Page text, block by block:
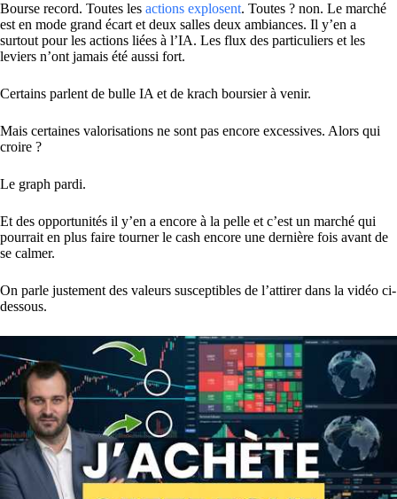
Bourse record. Toutes les actions explosent. Toutes ? non. Le marché
est en mode grand écart et deux salles deux ambiances. Il y’en a
surtout pour les actions liées à l’IA. Les flux des particuliers et les
leviers n’ont jamais été aussi fort.
Certains parlent de bulle IA et de krach boursier à venir.
Mais certaines valorisations ne sont pas encore excessives. Alors qui
croire ?
Le graph pardi.
Et des opportunités il y’en a encore à la pelle et c’est un marché qui
pourrait en plus faire tourner le cash encore une dernière fois avant de
se calmer.
On parle justement des valeurs susceptibles de l’attirer dans la vidéo ci-
dessous.